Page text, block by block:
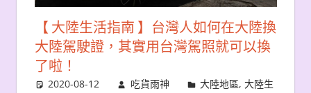
【 大陸生活指南 】台灣人如何在大陸換
大陸駕駛證，其實用台灣駕照就可以換
了啦！
2020-08-12 吃貨雨神 大陸地區,大陸生